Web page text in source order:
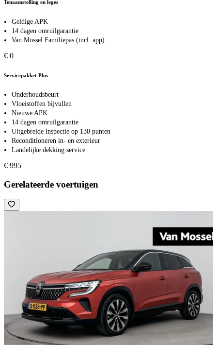
Tenaamstelling en leges
Geldige APK
14 dagen omruilgarantie
Van Mossel Familiepas (incl. app)
€ 0
Servicepakket Plus
Onderhoudsbeurt
Vloeistoffen bijvullen
Nieuwe APK
14 dagen omruilgarantie
Uitgebreide inspectie op 130 punten
Reconditioneren in- en exterieur
Landelijke dekking service
€ 995
Gerelateerde voertuigen